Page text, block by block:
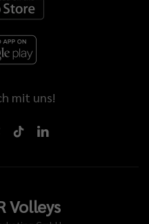
mit uns!
Volleys